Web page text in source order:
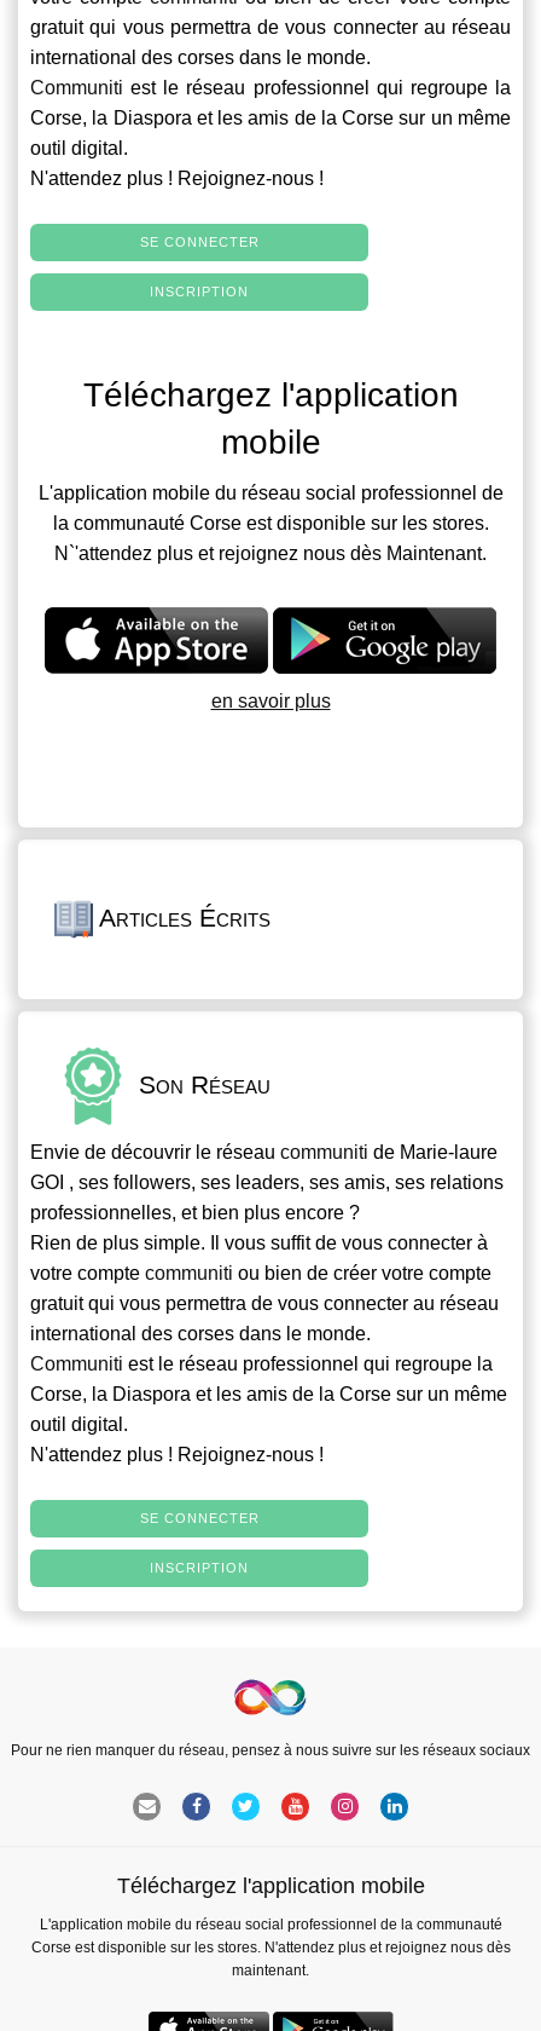
gratuit qui vous permettra de vous connecter au réseau
international des corses dans le monde.
Communiti est le réseau professionnel qui regroupe la
Corse, la Diaspora et les amis de la Corse sur un même
outil digital.
N'attendez plus ! Rejoignez-nous !
SE CONNECTER
INSCRIPTION
Téléchargez l'application
mobile
L'application mobile du réseau social professionnel de
la communauté Corse est disponible sur les stores.
N`'attendez plus et rejoignez nous dès Maintenant.
en savoir plus
Articles Écrits
Son Réseau
Envie de découvrir le réseau communiti de Marie-laure
GOI , ses followers, ses leaders, ses amis, ses relations
professionnelles, et bien plus encore ?
Rien de plus simple. Il vous suffit de vous connecter à
votre compte communiti ou bien de créer votre compte
gratuit qui vous permettra de vous connecter au réseau
international des corses dans le monde.
Communiti est le réseau professionnel qui regroupe la
Corse, la Diaspora et les amis de la Corse sur un même
outil digital.
N'attendez plus ! Rejoignez-nous !
SE CONNECTER
INSCRIPTION
Pour ne rien manquer du réseau, pensez à nous suivre sur les réseaux sociaux
Téléchargez l'application mobile
L'application mobile du réseau social professionnel de la communauté
Corse est disponible sur les stores. N'attendez plus et rejoignez nous dès
maintenant.